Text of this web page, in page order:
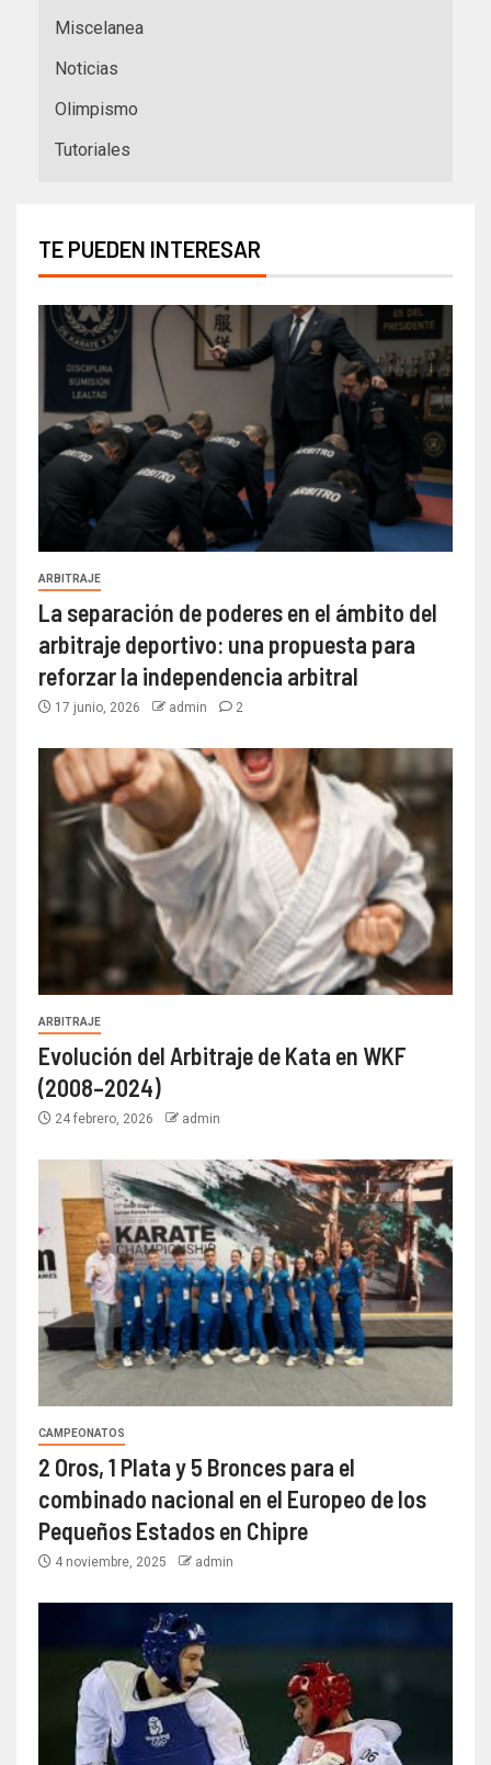
Miscelanea
Noticias
Olimpismo
Tutoriales
TE PUEDEN INTERESAR
ARBITRAJE
La separación de poderes en el ámbito del
arbitraje deportivo: una propuesta para
reforzar la independencia arbitral
17 junio, 2026 admin 2
ARBITRAJE
Evolución del Arbitraje de Kata en WKF
(2008–2024)
24 febrero, 2026 admin
CAMPEONATOS
2 Oros, 1 Plata y 5 Bronces para el
combinado nacional en el Europeo de los
Pequeños Estados en Chipre
4 noviembre, 2025 admin